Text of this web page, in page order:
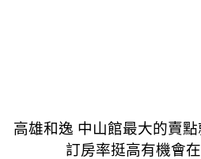
高雄和逸 中山館最大的賣點
訂房率挺高有機會